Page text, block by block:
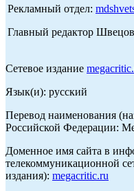
Рекламный отдел:
Главный редактор
Сетевое издание
Язык(и): русский
Перевод наименования
Российской Федерации:
Доменное имя сайта в
телекоммуникационной
издания): megacritic.ru